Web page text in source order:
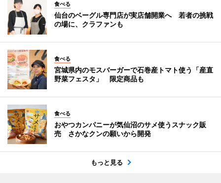
食べる
仙台のベーグル専門店が実店舗開業へ 若者の挑戦
の場に、クラファンも
食べる
宮城県内のモスバーガーで石巻産トマト使う「産直
野菜フェスタ」 限定商品も
食べる
おやつカンパニーが気仙沼のサメ使うスナック販
売 さかなクンの願いから開発
もっと見る